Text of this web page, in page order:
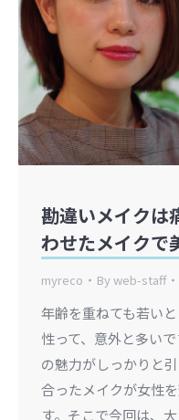
勘違いメイクは
わせたメイクで
myreco Byweb-staff
年齢を重ねても若い
性って、意外と多い
の魅力がしっかりと
合ったメイクが女性
す。そこで今回は、